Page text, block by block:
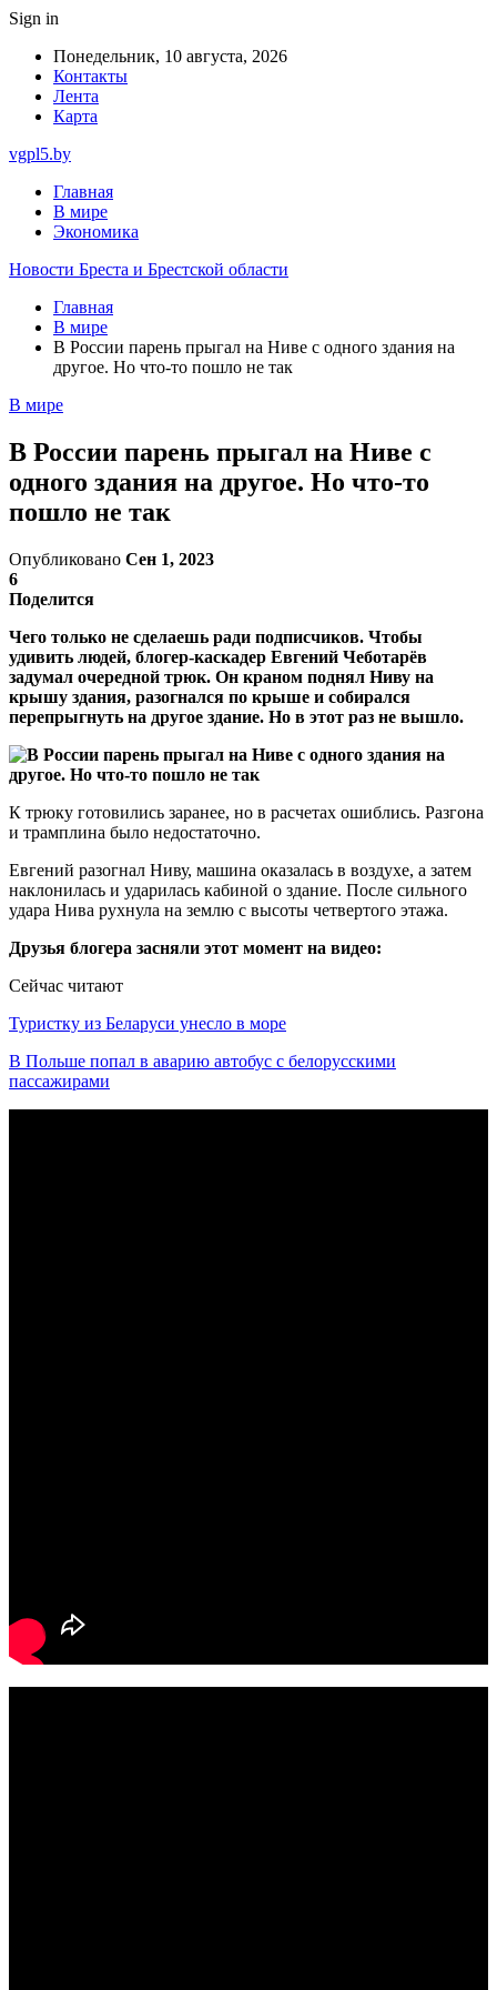
Sign in
Понедельник, 10 августа, 2026
Контакты
Лента
Карта
vgpl5.by
Главная
В мире
Экономика
Новости Бреста и Брестской области
Главная
В мире
В России парень прыгал на Ниве с одного здания на
другое. Но что-то пошло не так
В мире
В России парень прыгал на Ниве с
одного здания на другое. Но что-то
пошло не так
Опубликовано Сен 1, 2023
6
Поделится
Чего только не сделаешь ради подписчиков. Чтобы
удивить людей, блогер-каскадер Евгений Чеботарёв
задумал очередной трюк. Он краном поднял Ниву на
крышу здания, разогнался по крыше и собирался
перепрыгнуть на другое здание. Но в этот раз не вышло.
К трюку готовились заранее, но в расчетах ошиблись. Разгона
и трамплина было недостаточно.
Евгений разогнал Ниву, машина оказалась в воздухе, а затем
наклонилась и ударилась кабиной о здание. После сильного
удара Нива рухнула на землю с высоты четвертого этажа.
Друзья блогера засняли этот момент на видео:
Сейчас читают
Туристку из Беларуси унесло в море
В Польше попал в аварию автобус с белорусскими
пассажирами